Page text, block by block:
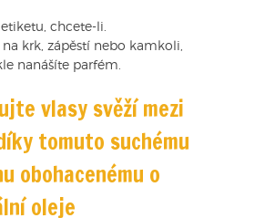
chcete-li.
na krk, zápěstí nebo kamkoli,
nanášíte parfém.
vlasy svěží mezi
tomuto suchému
obohacenému o
oleje